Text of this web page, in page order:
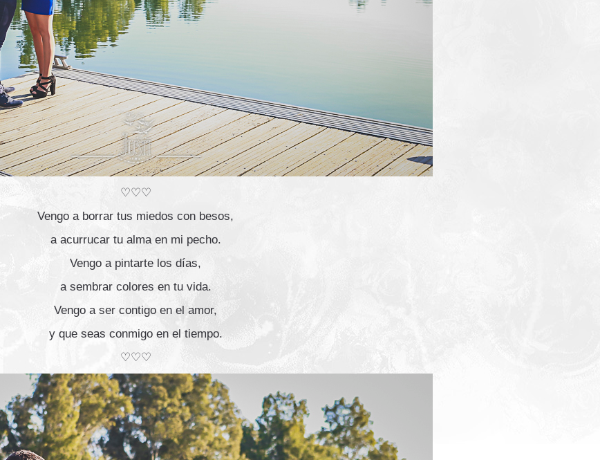
♡♡♡
Vengo a borrar tus miedos con besos,
a acurrucar tu alma en mi pecho.
Vengo a pintarte los días,
a sembrar colores en tu vida.
Vengo a ser contigo en el amor,
y que seas conmigo en el tiempo.
♡♡♡